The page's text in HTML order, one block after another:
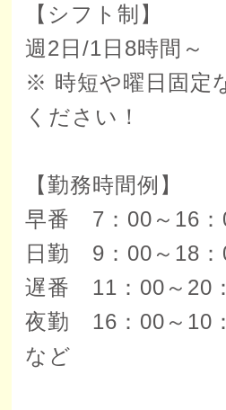
【シフト制】
週2日/1日8時間～
※ 時短や曜日固定
ください！
【勤務時間例】
早番 7：00～16：
日勤 9：00～18：
遅番 11：00～20
夜勤 16：00～10
など